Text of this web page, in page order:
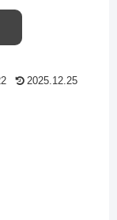
2025.12.25